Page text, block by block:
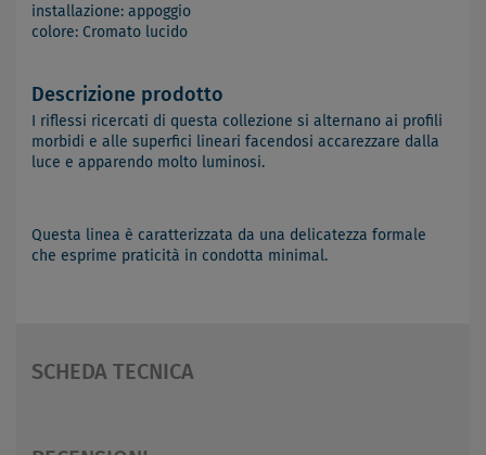
installazione: appoggio
colore: Cromato lucido
Descrizione prodotto
I riflessi ricercati di questa collezione si alternano ai profili
morbidi e alle superfici lineari facendosi accarezzare dalla
luce e apparendo molto luminosi.
Questa linea è caratterizzata da una delicatezza formale
che esprime praticità in condotta minimal.
SCHEDA TECNICA